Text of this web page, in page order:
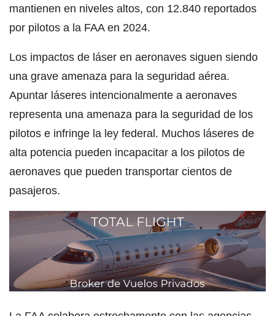
mantienen en niveles altos, con 12.840 reportados
por pilotos a la FAA en 2024.
Los impactos de láser en aeronaves siguen siendo
una grave amenaza para la seguridad aérea.
Apuntar láseres intencionalmente a aeronaves
representa una amenaza para la seguridad de los
pilotos e infringe la ley federal. Muchos láseres de
alta potencia pueden incapacitar a los pilotos de
aeronaves que pueden transportar cientos de
pasajeros.